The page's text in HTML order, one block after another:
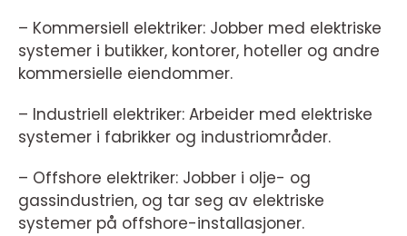
– Kommersiell elektriker: Jobber med elektriske
systemer i butikker, kontorer, hoteller og andre
kommersielle eiendommer.
– Industriell elektriker: Arbeider med elektriske
systemer i fabrikker og industriområder.
– Offshore elektriker: Jobber i olje- og
gassindustrien, og tar seg av elektriske
systemer på offshore-installasjoner.